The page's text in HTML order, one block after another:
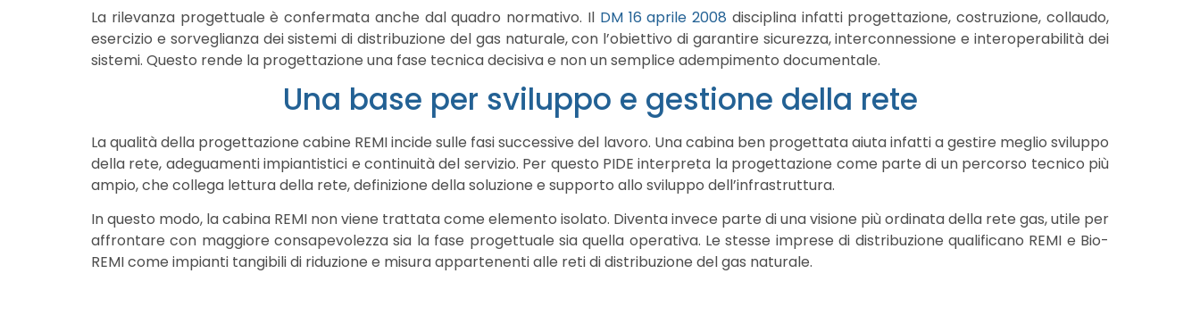
La rilevanza progettuale è confermata anche dal quadro normativo. Il DM 16 aprile 2008 disciplina infatti progettazione, costruzione, collaudo,
esercizio e sorveglianza dei sistemi di distribuzione del gas naturale, con l’obiettivo di garantire sicurezza, interconnessione e interoperabilità dei
sistemi. Questo rende la progettazione una fase tecnica decisiva e non un semplice adempimento documentale.
Una base per sviluppo e gestione della rete
La qualità della progettazione cabine REMI incide sulle fasi successive del lavoro. Una cabina ben progettata aiuta infatti a gestire meglio sviluppo
della rete, adeguamenti impiantistici e continuità del servizio. Per questo PIDE interpreta la progettazione come parte di un percorso tecnico più
ampio, che collega lettura della rete, definizione della soluzione e supporto allo sviluppo dell’infrastruttura.
In questo modo, la cabina REMI non viene trattata come elemento isolato. Diventa invece parte di una visione più ordinata della rete gas, utile per
affrontare con maggiore consapevolezza sia la fase progettuale sia quella operativa. Le stesse imprese di distribuzione qualificano REMI e Bio-
REMI come impianti tangibili di riduzione e misura appartenenti alle reti di distribuzione del gas naturale.